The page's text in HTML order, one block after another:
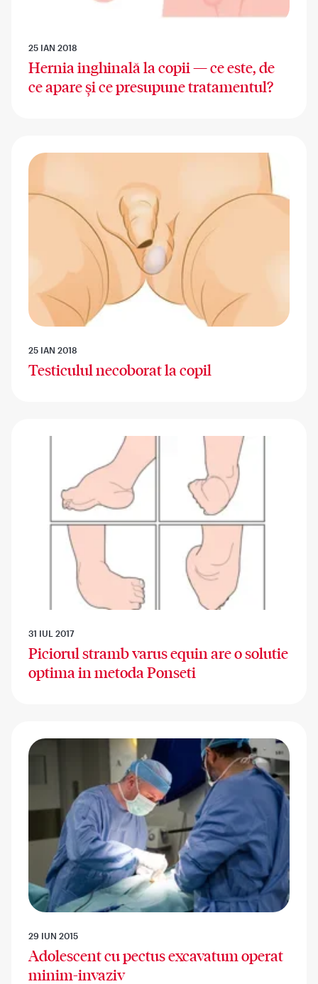
25 IAN 2018
Hernia inghinală la copii — ce este, de
ce apare și ce presupune tratamentul?
25 IAN 2018
Testiculul necoborat la copil
31 IUL 2017
Piciorul stramb varus equin are o solutie
optima in metoda Ponseti
29 IUN 2015
Adolescent cu pectus excavatum operat
minim-invaziv